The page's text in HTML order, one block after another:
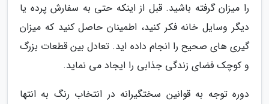
را میزان گرفته باشید. قبل از اینکه حتی به سفارش پرده یا
دیگر وسایل خانه فکر کنید، اطمینان حاصل کنید که میزان
گیری های صحیح را انجام داده اید. تعادل بین قطعات بزرگ
و کوچک فضای زندگی جذابی را ایجاد می نماید.
دوره توجه به قوانین سختگیرانه در انتخاب رنگ به انتها